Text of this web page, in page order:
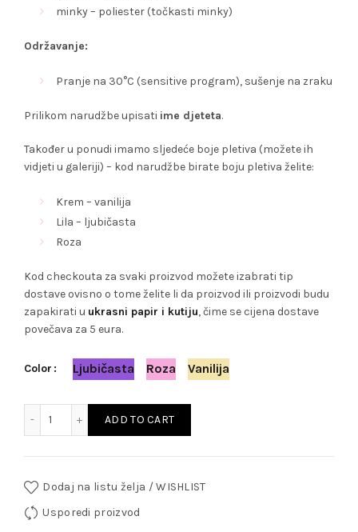
minky – poliester (točkasti minky)
Održavanje:
Pranje na 30°C (sensitive program), sušenje na zraku
Prilikom narudžbe upisati ime djeteta.
Također u ponudi imamo sljedeće boje pletiva (možete ih
vidjeti u galeriji) – kod narudžbe birate boju pletiva želite:
Krem – vanilija
Lila – ljubičasta
Roza
Kod checkouta za svaki proizvod možete izabrati tip
dostave ovisno o tome želite li da proizvod ili proizvodi budu
zapakirati u ukrasni papir i kutiju, čime se cijena dostave
povečava za 5 eura.
Color Ljubičasta Roza Vanilija
ADD TO CART
Dodaj na listu želja / WISHLIST
Usporedi proizvod